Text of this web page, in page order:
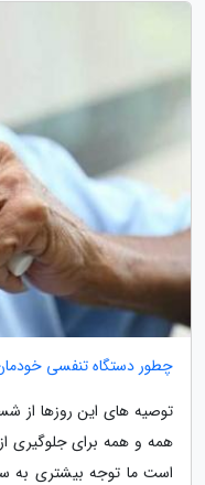
چطور دستگاه تنفسی
توصیه های این روزها از
همه و همه برای جلوگیری
است ما توجه بیشتری به